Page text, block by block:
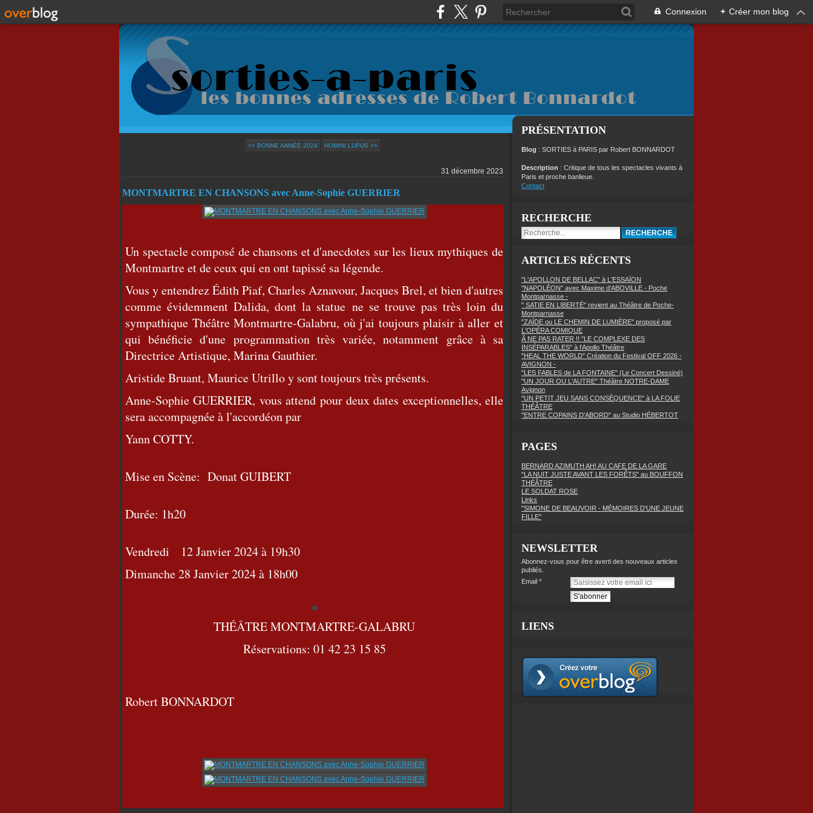
Connexion + Créer mon blog
<< BONNE ANNÉE 2024 HOMINI LUPUS >>
31 décembre 2023
MONTMARTRE EN CHANSONS avec Anne-Sophie GUERRIER
Un spectacle composé de chansons et d'anecdotes sur les lieux mythiques de
Montmartre et de ceux qui en ont tapissé sa légende.
Vous y entendrez Édith Piaf, Charles Aznavour, Jacques Brel, et bien d'autres
comme évidemment Dalida, dont la statue ne se trouve pas très loin du
sympathique Théâtre Montmartre-Galabru, où j'ai toujours plaisir à aller et
qui bénéficie d'une programmation très variée, notamment grâce à sa
Directrice Artistique, Marina Gauthier.
Aristide Bruant, Maurice Utrillo y sont toujours très présents.
Anne-Sophie GUERRIER, vous attend pour deux dates exceptionnelles, elle
sera accompagnée à l'accordéon par
Yann COTTY.
Mise en Scène: Donat GUIBERT
Durée: 1h20
Vendredi 12 Janvier 2024 à 19h30
Dimanche 28 Janvier 2024 à 18h00
THÉÂTRE MONTMARTRE-GALABRU
Réservations: 01 42 23 15 85
Robert BONNARDOT
PRÉSENTATION
Blog : SORTIES à PARIS par Robert BONNARDOT
Description : Critique de tous les spectacles vivants à
Paris et proche banlieue.
Contact
RECHERCHE
ARTICLES RÉCENTS
"L'APOLLON DE BELLAC" à L'ESSAÏON
"NAPOLÉON" avec Maxime d'ABOVILLE - Poche
Montparnasse -
" SATIE EN LIBERTÉ" revient au Théâtre de Poche-
Montparnasse
"ZAÏDE ou LE CHEMIN DE LUMIÈRE" proposé par
L'OPÉRA COMIQUE
Ã NE PAS RATER !! "LE COMPLEXE DES
INSÉPARABLES" à l'Apollo Théâtre
"HEAL THE WORLD" Création du Festival OFF 2026 -
AVIGNON -
"LES FABLES de LA FONTAINE" (Le Concert Dessiné)
"UN JOUR OU L'AUTRE" Théâtre NOTRE-DAME
Avignon
"UN PETIT JEU SANS CONSÉQUENCE" à LA FOLIE
THÉÂTRE
"ENTRE COPAINS D'ABORD" au Studio HÉBERTOT
PAGES
BERNARD AZIMUTH AH! AU CAFE DE LA GARE
"LA NUIT JUSTE AVANT LES FORÊTS" au BOUFFON
THÉÂTRE
LE SOLDAT ROSE
Links
"SIMONE DE BEAUVOIR - MÉMOIRES D'UNE JEUNE
FILLE"
NEWSLETTER
Abonnez-vous pour être averti des nouveaux articles
publiés.
Email
LIENS